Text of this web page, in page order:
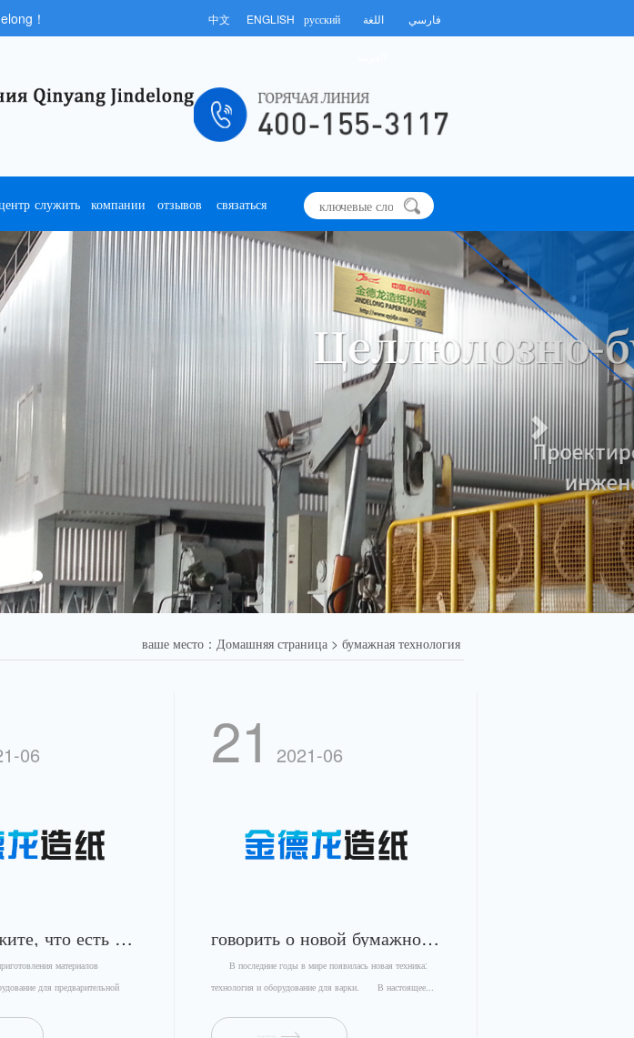
！ 中文 ENGLISH русский اللغة فارسي
служить компании отзывов связаться
ваше место：Домашняя страница > бумажная технология
06
Просто скажите, что есть бумажная машина
материалов
для предварительной
21 2021-06
говорить о новой бумажной технологии
В последние годы в мире появилась новая техника:
технология и оборудование для варки. В настоящее...